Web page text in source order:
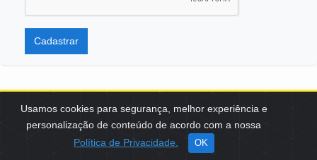
Usamos cookies para segurança, melhor experiência e
personalização de conteúdo de acordo com a nossa
Política de Privacidade.
OK
Cadastrar
SCES, TRECHO 02, LOTE 22 CEP: 70200-002 | BRASÍLIA (DF) | +55
61 3108-7000 / FBB@FBB.ORG.BR